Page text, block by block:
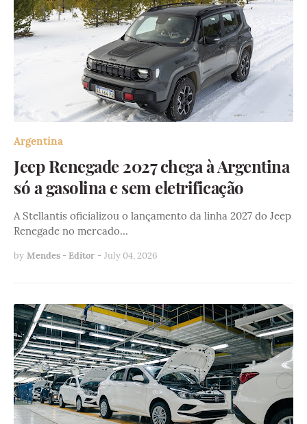
Argentina
Jeep Renegade 2027 chega à Argentina
só a gasolina e sem eletrificação
A Stellantis oficializou o lançamento da linha 2027 do Jeep
Renegade no mercado…
by Mendes - Editor - July 04, 2026